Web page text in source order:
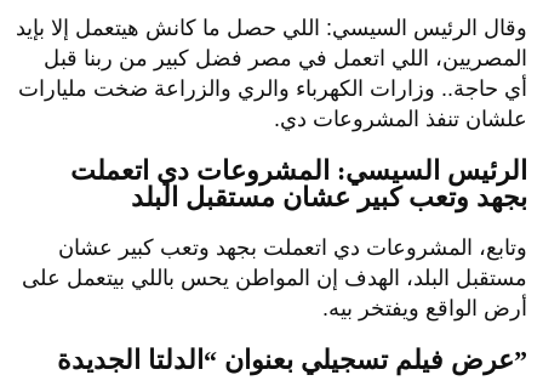
وقال الرئيس السيسي: اللي حصل ما كانش هيتعمل إلا بإيد
المصريين، اللي اتعمل في مصر فضل كبير من ربنا قبل
أي حاجة.. وزارات الكهرباء والري والزراعة ضخت مليارات
علشان تنفذ المشروعات دي.
الرئيس السيسي: المشروعات دي اتعملت
بجهد وتعب كبير عشان مستقبل البلد
وتابع، المشروعات دي اتعملت بجهد وتعب كبير عشان
مستقبل البلد، الهدف إن المواطن يحس باللي بيتعمل على
أرض الواقع ويفتخر بيه.
عرض فيلم تسجيلي بعنوان “الدلتا الجديدة”